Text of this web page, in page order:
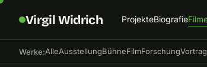
Virgil Widrich ProjekteBiografie
Werke:AlleAusstellungBühneFilmForschungVortrag